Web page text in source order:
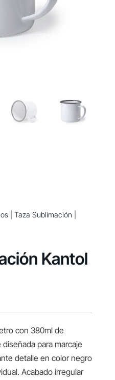
| Taza Sublimación
Kantol
con 380ml de
para marcaje
detalle en color negro
Acabado irregular